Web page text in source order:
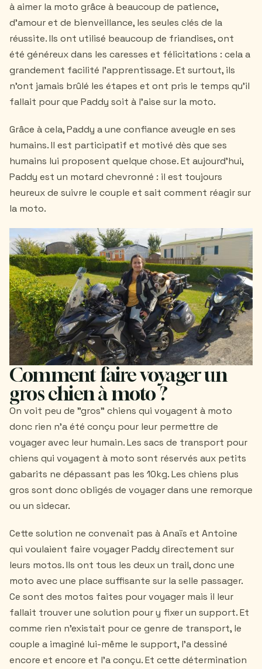
à aimer la moto grâce à beaucoup de patience,
d'amour et de bienveillance, les seules clés de la
réussite. Ils ont utilisé beaucoup de friandises, ont
été généreux dans les caresses et félicitations : cela a
grandement facilité l'apprentissage. Et surtout, ils
n'ont jamais brûlé les étapes et ont pris le temps qu'il
fallait pour que Paddy soit à l'aise sur la moto.
Grâce à cela, Paddy a une confiance aveugle en ses
humains. Il est participatif et motivé dès que ses
humains lui proposent quelque chose. Et aujourd'hui,
Paddy est un motard chevronné : il est toujours
heureux de suivre le couple et sait comment réagir sur
la moto.
Comment faire voyager un
gros chien à moto ?
On voit peu de "gros" chiens qui voyagent à moto
donc rien n'a été conçu pour leur permettre de
voyager avec leur humain. Les sacs de transport pour
chiens qui voyagent à moto sont réservés aux petits
gabarits ne dépassant pas les 10kg. Les chiens plus
gros sont donc obligés de voyager dans une remorque
ou un sidecar.
Cette solution ne convenait pas à Anaïs et Antoine
qui voulaient faire voyager Paddy directement sur
leurs motos. Ils ont tous les deux un trail, donc une
moto avec une place suffisante sur la selle passager.
Ce sont des motos faites pour voyager mais il leur
fallait trouver une solution pour y fixer un support. Et
comme rien n'existait pour ce genre de transport, le
couple a imaginé lui-même le support, l'a dessiné
encore et encore et l'a conçu. Et cette détermination